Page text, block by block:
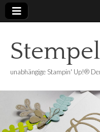
unabhängige Stampin' Up!®